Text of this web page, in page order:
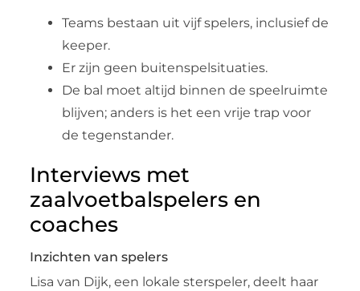
Teams bestaan uit vijf spelers, inclusief de
keeper.
Er zijn geen buitenspelsituaties.
De bal moet altijd binnen de speelruimte
blijven; anders is het een vrije trap voor
de tegenstander.
Interviews met
zaalvoetbalspelers en
coaches
Inzichten van spelers
Lisa van Dijk, een lokale sterspeler, deelt haar